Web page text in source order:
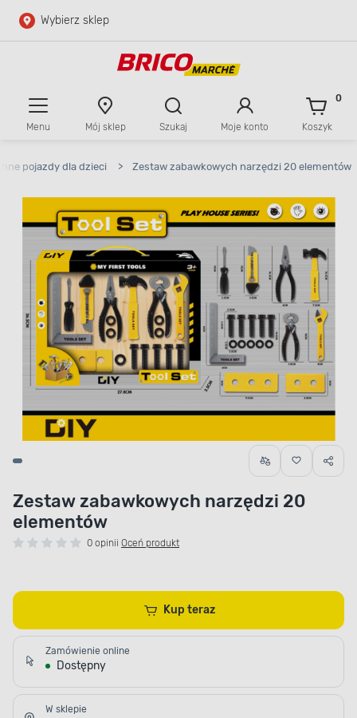
Przejdź do głównej zawartości
Wybierz sklep
Menu Mój sklep Szukaj Moje konto Koszyk
0
pojazdy dla dzieci > Zestaw zabawkowych narzędzi 20 elementów
Zestaw zabawkowych narzędzi 20
elementów
0 opinii Oceń produkt
Kup teraz
Zamówienie online
Dostępny
W sklepie